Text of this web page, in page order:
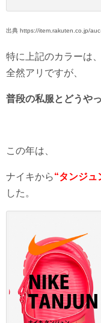
出典 https://item.rakuten.co.jp/
特に上記のカラーは
全然アリですが、
普段の私服とどうや
この年は、
ナイキから“タンジュ
した。